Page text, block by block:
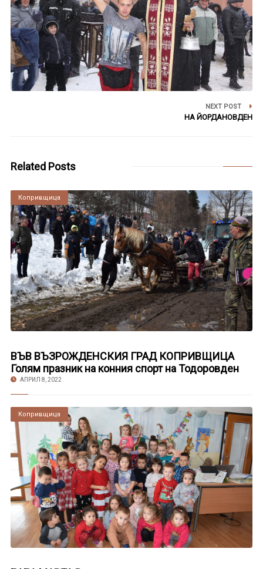
NEXT POST
НА ЙОРДАНОВДЕН
Related Posts
Копривщица
ВЪВ ВЪЗРОЖДЕНСКИЯ ГРАД КОПРИВЩИЦА
Голям празник на конния спорт на Тодоровден
АПРИЛ 8, 2022
Копривщица